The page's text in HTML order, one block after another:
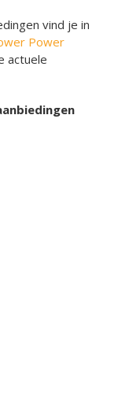
vind je in
Power
actuele